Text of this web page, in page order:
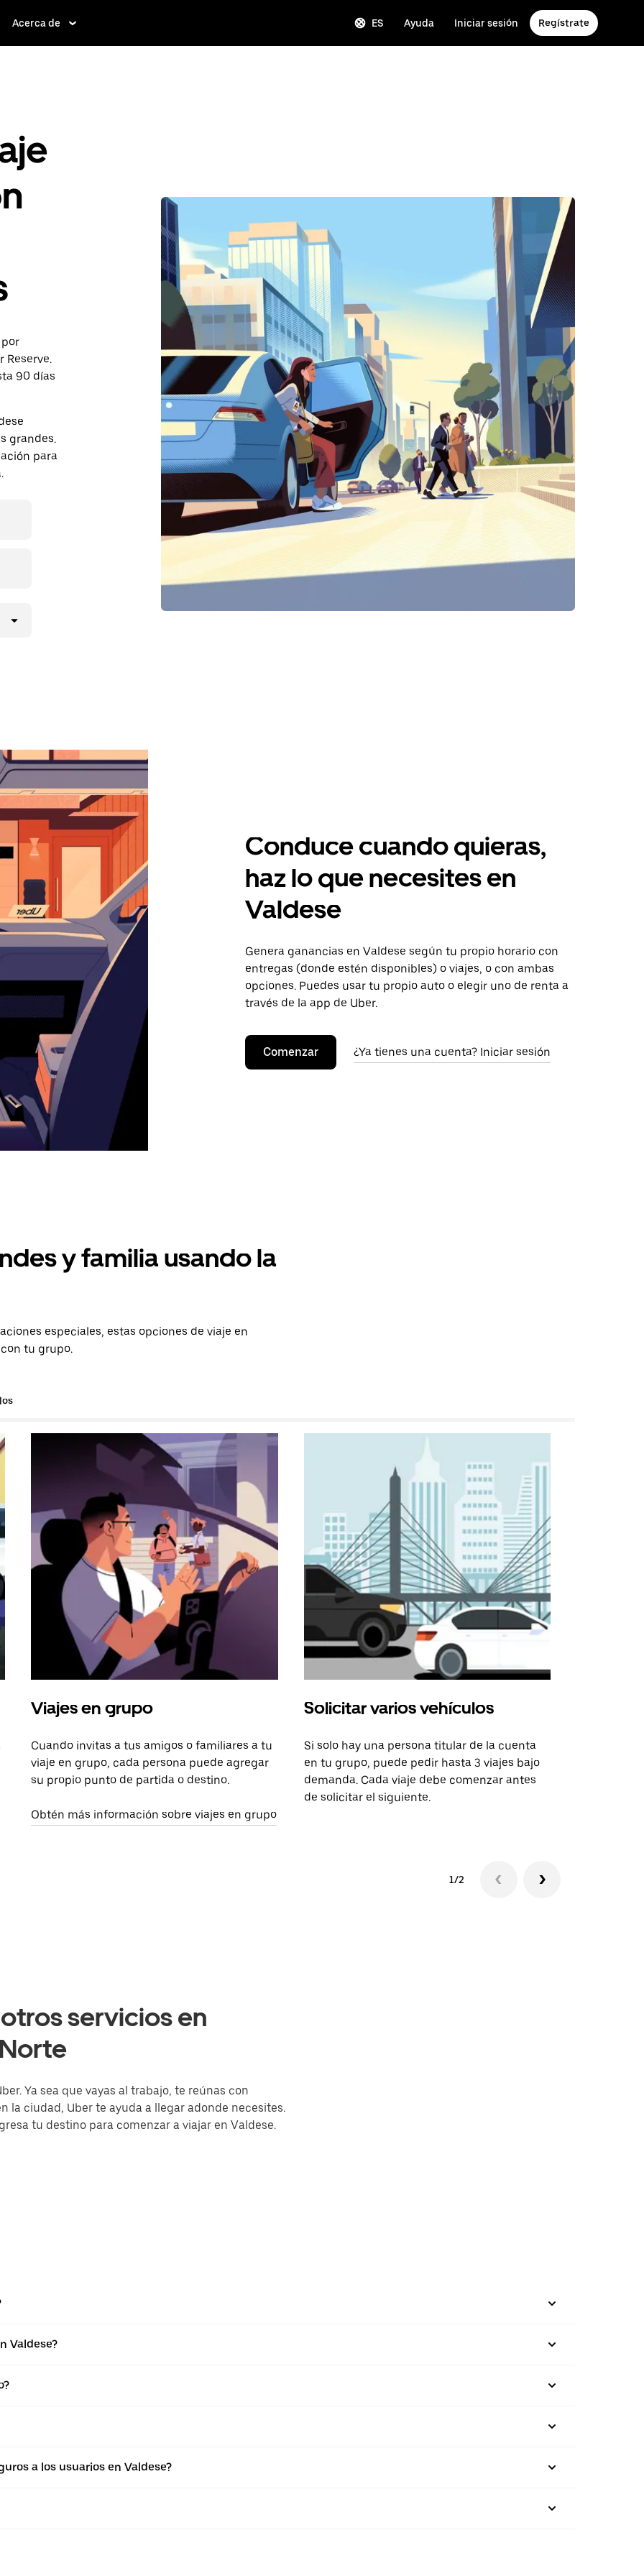
Acerca de ES Ayuda Iniciar sesión Regístrate
Reserve.
90 días
grandes.
para
Conduce cuando quieras,
haz lo que necesites en
Valdese
Genera ganancias en Valdese según tu propio horario con
entregas (donde estén disponibles) o viajes, o con ambas
opciones. Puedes usar tu propio auto o elegir uno de renta a
través de la app de Uber.
Comenzar ¿Ya tienes una cuenta? Iniciar sesión
y familia usando la
especiales, estas opciones de viaje en
tu grupo.
Viajes en grupo
Cuando invitas a tus amigos o familiares a tu
viaje en grupo, cada persona puede agregar
su propio punto de partida o destino.
Obtén más información sobre viajes en grupo
Solicitar varios vehículos
Si solo hay una persona titular de la cuenta
en tu grupo, puede pedir hasta 3 viajes bajo
demanda. Cada viaje debe comenzar antes
de solicitar el siguiente.
1/2
servicios en
Ya sea que vayas al trabajo, te reúnas con
la ciudad, Uber te ayuda a llegar adonde necesites.
tu destino para comenzar a viajar en Valdese.
Valdese?
a los usuarios en Valdese?